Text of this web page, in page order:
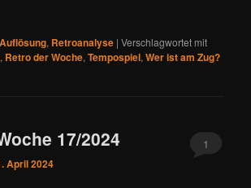
Auflösung, Retroanalyse |Verschlagwortet mit
, Retro der Woche,Tempospiel,Wer ist am Zug?
17/2024
April 2024
1